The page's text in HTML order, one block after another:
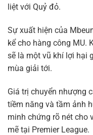
liệt với Quỷ đỏ.
Sự xuất hiện của
kể cho hàng công MU.
sẽ là một vũ khí lợi hại
mùa giải tới.
Giá trị chuyển nhượng
tiềm năng và tầm ảnh
minh chứng rõ nét cho
mẽ tại Premier League.